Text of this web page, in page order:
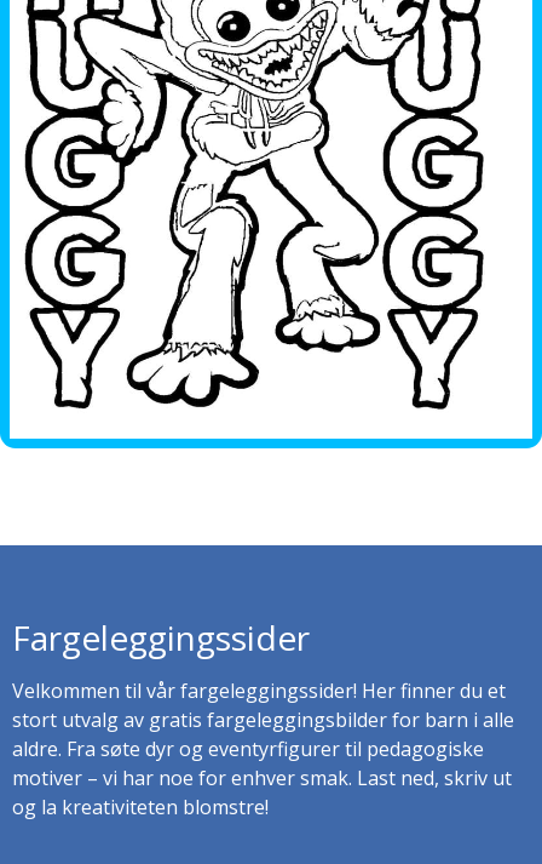
Fargeleggingssider
Velkommen til vår fargeleggingssider! Her finner du et
stort utvalg av gratis fargeleggingsbilder for barn i alle
aldre. Fra søte dyr og eventyrfigurer til pedagogiske
motiver – vi har noe for enhver smak. Last ned, skriv ut
og la kreativiteten blomstre!